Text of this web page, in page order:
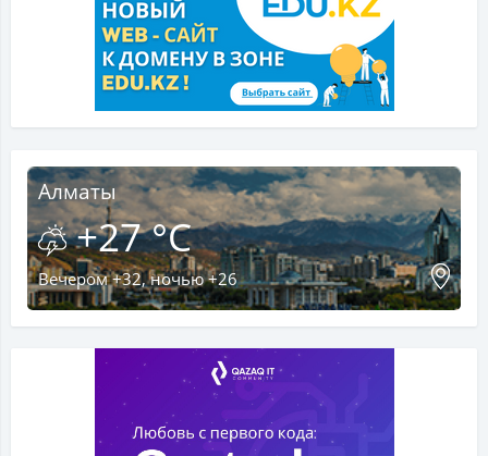
Алматы
+27 °C
Вечером +32, ночью +26